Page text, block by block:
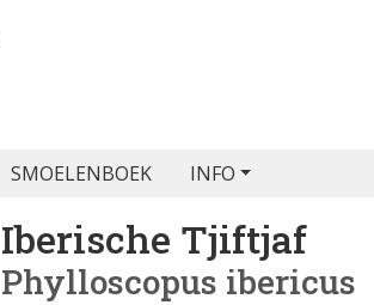
SMOELENBOEK INFO
Iberische Tjiftjaf
Phylloscopus ibericus